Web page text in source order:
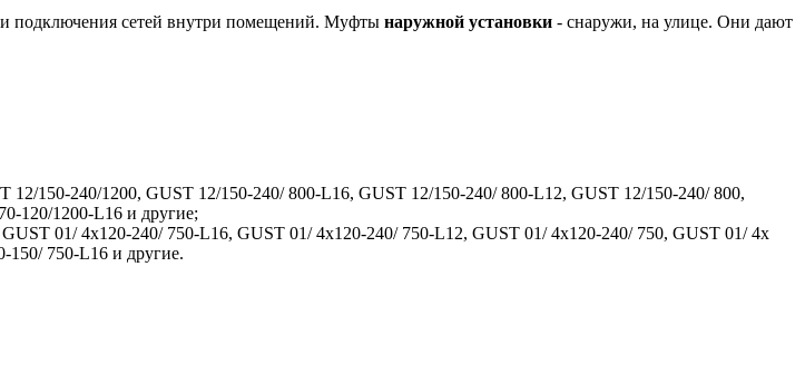
подключения сетей внутри помещений. Муфты наружной установки - снаружи, на улице. Они дают
150-240/1200, GUST 12/150-240/ 800-L16, GUST 12/150-240/ 800-L12, GUST 12/150-240/ 800,
120/1200-L16 и другие;
01/ 4x120-240/ 750-L16, GUST 01/ 4x120-240/ 750-L12, GUST 01/ 4x120-240/ 750, GUST 01/ 4x
150/ 750-L16 и другие.